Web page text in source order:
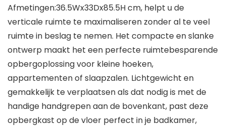
Afmetingen:36.5Wx33Dx85.5H cm, helpt u de
verticale ruimte te maximaliseren zonder al te veel
ruimte in beslag te nemen. Het compacte en slanke
ontwerp maakt het een perfecte ruimtebesparende
opbergoplossing voor kleine hoeken,
appartementen of slaapzalen. Lichtgewicht en
gemakkelijk te verplaatsen als dat nodig is met de
handige handgrepen aan de bovenkant, past deze
opbergkast op de vloer perfect in je badkamer,